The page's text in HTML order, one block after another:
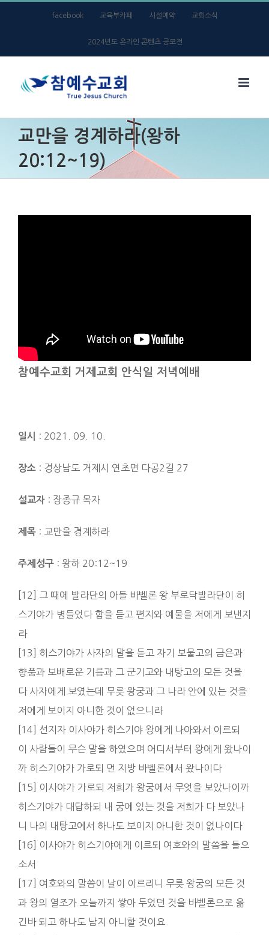
facebook 교육부카페 시설예약 교회소식
2024년도 온라인 콘텐츠 공모전
교만을 경계하라(왕하
20:12~19)
참예수교회 거제교회 안식일 저녁예배
일시 : 2021. 09. 10.
장소 : 경상남도 거제시 연초면 다공2길 27
설교자 : 장종규 목자
제목 : 교만을 경계하라
주제성구 : 왕하 20:12~19
[12] 그 때에 발라단의 아들 바벨론 왕 부로닥발라단이 히
스기야가 병들었다 함을 듣고 편지와 예물을 저에게 보낸지
라
[13] 히스기야가 사자의 말을 듣고 자기 보물고의 금은과
향품과 보배로운 기름과 그 군기고와 내탕고의 모든 것을
다 사자에게 보였는데 무릇 왕궁과 그 나라 안에 있는 것을
저에게 보이지 아니한 것이 없으니라
[14] 선지자 이사야가 히스기야 왕에게 나아와서 이르되
이 사람들이 무슨 말을 하였으며 어디서부터 왕에게 왔나이
까 히스기야가 가로되 먼 지방 바벨론에서 왔나이다
[15] 이사야가 가로되 저희가 왕궁에서 무엇을 보았나이까
히스기야가 대답하되 내 궁에 있는 것을 저희가 다 보았나
니 나의 내탕고에서 하나도 보이지 아니한 것이 없나이다
[16] 이사야가 히스기야에게 이르되 여호와의 말씀을 들으
소서
[17] 여호와의 말씀이 날이 이르리니 무릇 왕궁의 모든 것
과 왕의 열조가 오늘까지 쌓아 두었던 것을 바벨론으로 옮
긴바 되고 하나도 남지 아니할 것이요